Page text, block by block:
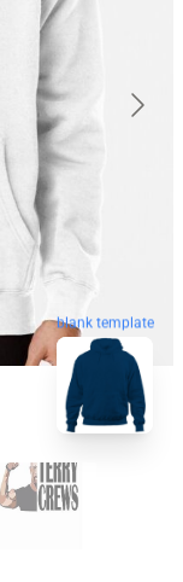
blank template